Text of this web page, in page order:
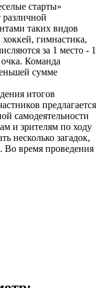
старты»
различной
таких видов
хоккей, гимнастика,
за 1 место - 1
очка. Команда
сумме
итогов
предлагается
самодеятельности
и зрителям по ходу
несколько загадок,
Во время проведения